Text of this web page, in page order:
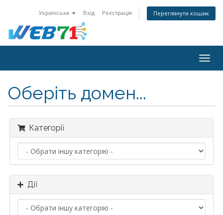
Українська Вхід Реєстрація Переглянути кошик
Оберіть домен...
Категорії
Дії